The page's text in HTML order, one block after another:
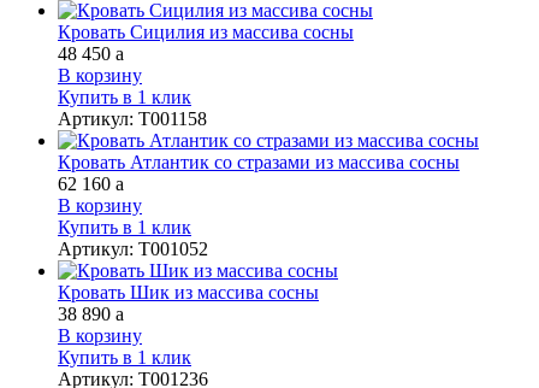
Кровать Сицилия из массива сосны
48 450 a
В корзину
Купить в 1 клик
Артикул: Т001158
Кровать Атлантик со стразами из массива сосны
62 160 a
В корзину
Купить в 1 клик
Артикул: Т001052
Кровать Шик из массива сосны
38 890 a
В корзину
Купить в 1 клик
Артикул: Т001236